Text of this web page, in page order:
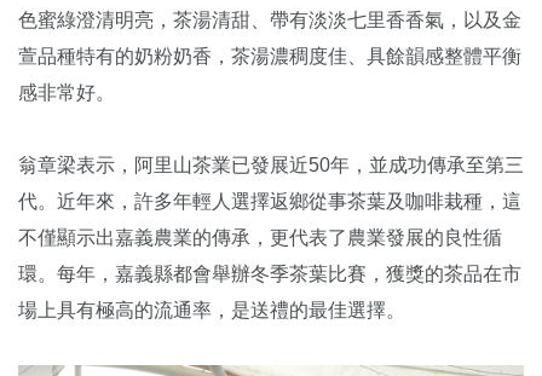
色蜜綠澄清明亮， 茶湯清甜、帶有淡淡七里香香氣，以及金
萱品種特有的奶粉奶香， 茶湯濃稠度佳、具餘韻感整體平衡
感非常好。
翁章梁表示，阿里山茶業已發展近50年，並成功傳承至第三
代。 近年來，許多年輕人選擇返鄉從事茶葉及咖啡栽種， 這
不僅顯示出嘉義農業的傳承，更代表了農業發展的良性循
環。 每年，嘉義縣都會舉辦冬季茶葉比賽， 獲獎的茶品在市
場上具有極高的流通率，是送禮的最佳選擇。